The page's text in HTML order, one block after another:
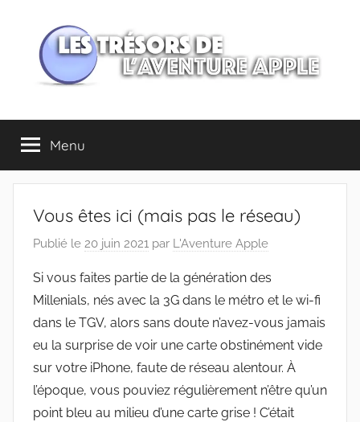
contenu
Les
trésors
de
l'Aventure
Apple
Menu
Vous êtes ici (mais pas le réseau)
Publié le 20 juin 2021 par L'Aventure Apple
Si vous faites partie de la génération des
Millenials, nés avec la 3G dans le métro et le wi-fi
dans le TGV, alors sans doute n’avez-vous jamais
eu la surprise de voir une carte obstinément vide
sur votre iPhone, faute de réseau alentour. À
l’époque, vous pouviez régulièrement n’être qu’un
point bleu au milieu d’une carte grise ! C’était